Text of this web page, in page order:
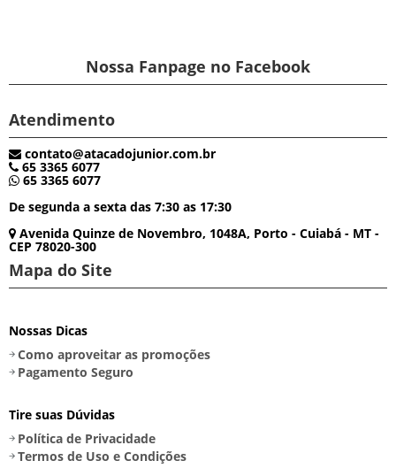
Nossa Fanpage no Facebook
Atendimento
contato@atacadojunior.com.br
65 3365 6077
65 3365 6077
De segunda a sexta das 7:30 as 17:30
Avenida Quinze de Novembro, 1048A, Porto - Cuiabá - MT -
CEP 78020-300
Mapa do Site
Nossas Dicas
Como aproveitar as promoções
Pagamento Seguro
Tire suas Dúvidas
Política de Privacidade
Termos de Uso e Condições